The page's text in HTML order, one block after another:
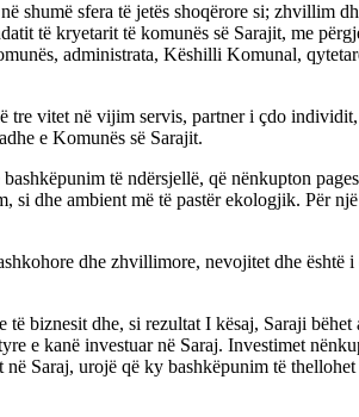
shumë sfera të jetës shoqërore si;
të kryetarit të komunës së Sarajit, me
administrata, Këshilli Komunal,
tre vitet në vijim servis, partner i çdo
e Komunës së Sarajit.
të ndërsjellë, që nënkupton
dhe ambient më të pastër ekologjik. Për
dhe zhvillimore, nevojitet dhe
biznesit dhe, si rezultat I kësaj, Saraji
e kanë investuar në Saraj. Investimet
Saraj, urojë që ky bashkëpunim të